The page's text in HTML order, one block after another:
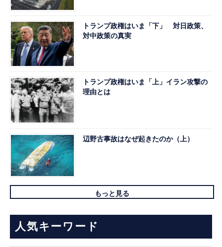
トランプ政権はいま「下」 対日政策、
対中政策の真実
トランプ政権はいま「上」イラン攻撃の
理由とは
辺野古事故はなぜ起きたのか（上）
もっと見る
人気キーワード